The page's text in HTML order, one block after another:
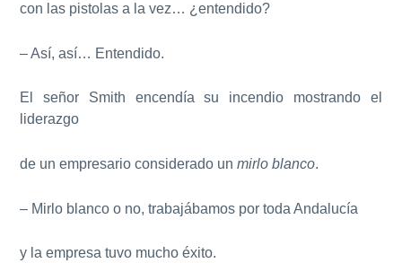
con las pistolas a la vez… ¿entendido?
– Así, así… Entendido.
El señor Smith encendía su incendio mostrando el
liderazgo
de un empresario considerado unmirlo blanco.
– Mirlo blanco o no, trabajábamos por toda Andalucía
y la empresa tuvo mucho éxito.